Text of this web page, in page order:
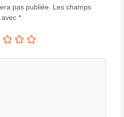
pas publiée. Les champs
avec *